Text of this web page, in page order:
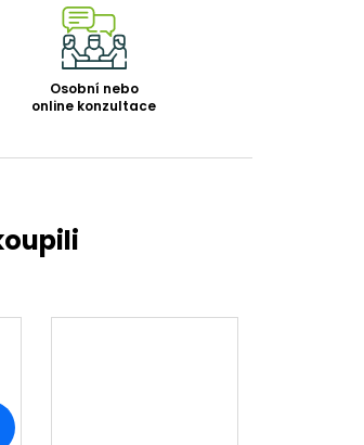
Osobní nebo
online konzultace